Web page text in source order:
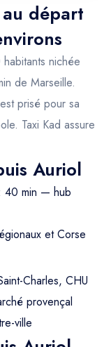
départ
nichée
de Marseille.
prisé pour sa
Taxi Kad assure
Auriol
40 min — hub
et Corse
Charles, CHU
provençal
ville